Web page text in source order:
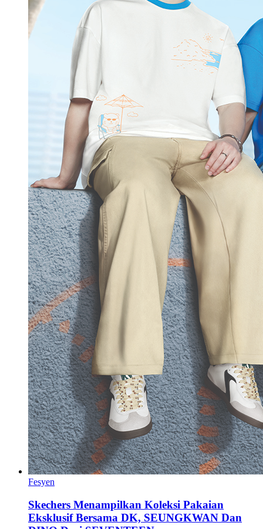
Fesyen
Skechers Menampilkan Koleksi Pakaian
Eksklusif Bersama DK, SEUNGKWAN Dan